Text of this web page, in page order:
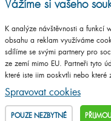
9001:2016
Vytvořilo studio
© 2009 - 2025 Koupelnový
Vážíme si vašeho
K analýze návštěvnosti a funkcí
obsahu a reklam využíváme
sdílíme se svými partnery pro
ze zemí mimo EU. Partneři tyto
které jste jim poskytli nebo
služby.
Podrobné informace
Spravovat cookies
POUZE NEZBYTNÉ